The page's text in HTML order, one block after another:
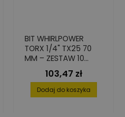
BIT WHIRLPOWER
TORX 1/4" TX25 70
MM – ZESTAW 10
SZTUK ZE STALI S2
Cena
103,47 zł
Dodaj do koszyka